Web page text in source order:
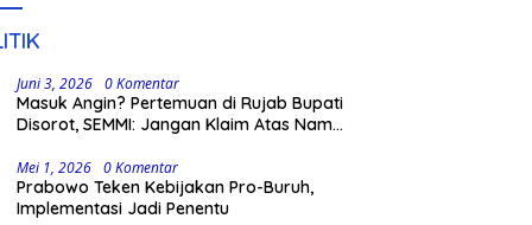
Juni 3, 2026 0 Komentar
Masuk Angin? Pertemuan di Rujab Bupati
Disorot, SEMMI: Jangan Klaim Atas Nama
Mei 1, 2026 0 Komentar
Prabowo Teken Kebijakan Pro-Buruh,
Implementasi Jadi Penentu